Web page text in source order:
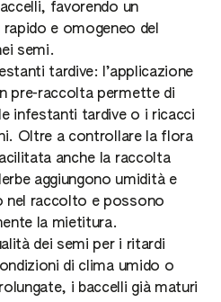
favorendo un
e omogeneo del
semi.
tardive: l’applicazione
pre-raccolta permette di
infestanti tardive o i ricacci
Oltre a controllare la flora
anche la raccolta
aggiungono umidità e
nel raccolto e possono
la mietitura.
dei semi per i ritardi
di clima umido o
i baccelli già maturi